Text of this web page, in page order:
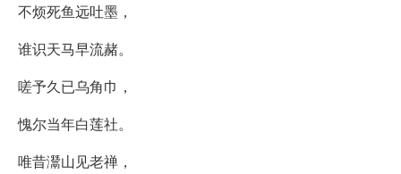
不烦死鱼远吐墨，
谁识天马早流赭。
嗟予久已乌角巾，
愧尔当年白莲社。
唯昔灊山见老禅，